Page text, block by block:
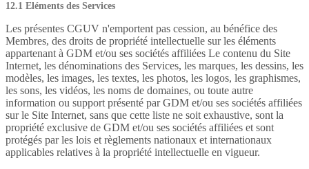
12.1 Eléments des Services
Les présentes CGUV n'emportent pas cession, au bénéfice des
Membres, des droits de propriété intellectuelle sur les éléments
appartenant à GDM et/ou ses sociétés affiliées Le contenu du Site
Internet, les dénominations des Services, les marques, les dessins, les
modèles, les images, les textes, les photos, les logos, les graphismes,
les sons, les vidéos, les noms de domaines, ou toute autre
information ou support présenté par GDM et/ou ses sociétés affiliées
sur le Site Internet, sans que cette liste ne soit exhaustive, sont la
propriété exclusive de GDM et/ou ses sociétés affiliées et sont
protégés par les lois et règlements nationaux et internationaux
applicables relatives à la propriété intellectuelle en vigueur.